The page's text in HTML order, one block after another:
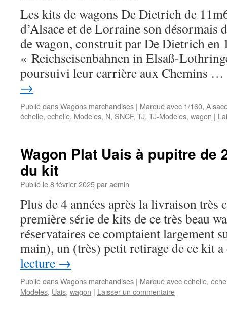
Les kits de wagons De Dietrich de
d’Alsace et de Lorraine son désormais
de wagon, construit par De Dietrich en
« Reichseisenbahnen in Elsaß-
poursuivi leur carrière aux Chemins …
→
Publié dansWagons marchandises | Marqué avec 1/160,
échelle, echelle, Modeles, N, SNCF, TJ, TJ-Modeles, wagon |
Wagon Plat Uais à pupitre de
du kit
Publié le8 février 2025paradmin
Plus de 4 années après la livraison très
première série de kits de ce très beau
réservataires ce comptaient largement
main), un (très) petit retirage de ce kit
lecture →
Publié dansWagons marchandises | Marqué avecechelle,
Modeles, Uais, wagon | Laisser un commentaire